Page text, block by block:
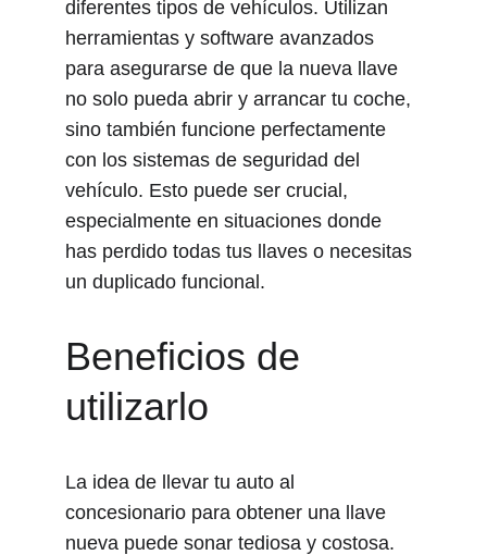
diferentes tipos de vehículos. Utilizan
herramientas y software avanzados
para asegurarse de que la nueva llave
no solo pueda abrir y arrancar tu coche,
sino también funcione perfectamente
con los sistemas de seguridad del
vehículo. Esto puede ser crucial,
especialmente en situaciones donde
has perdido todas tus llaves o necesitas
un duplicado funcional.
Beneficios de
utilizarlo
La idea de llevar tu auto al
concesionario para obtener una llave
nueva puede sonar tediosa y costosa.